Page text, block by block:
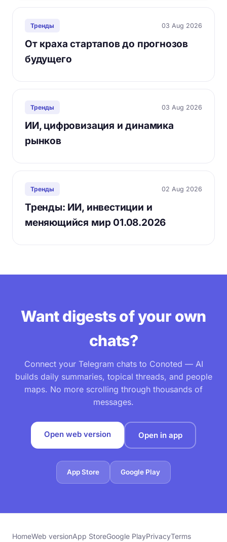
Тренды 03 Aug 2026
От краха стартапов до прогнозов
будущего
Тренды 03 Aug 2026
ИИ, цифровизация и динамика
рынков
Тренды 02 Aug 2026
Тренды: ИИ, инвестиции и
меняющийся мир 01.08.2026
Want digests of your own
chats?
Connect your Telegram chats to Conoted — AI
builds daily summaries, topical threads, and people
maps. No more scrolling through thousands of
messages.
Open web version Open in app
App Store Google Play
HomeWeb versionApp StoreGoogle PlayPrivacyTerms